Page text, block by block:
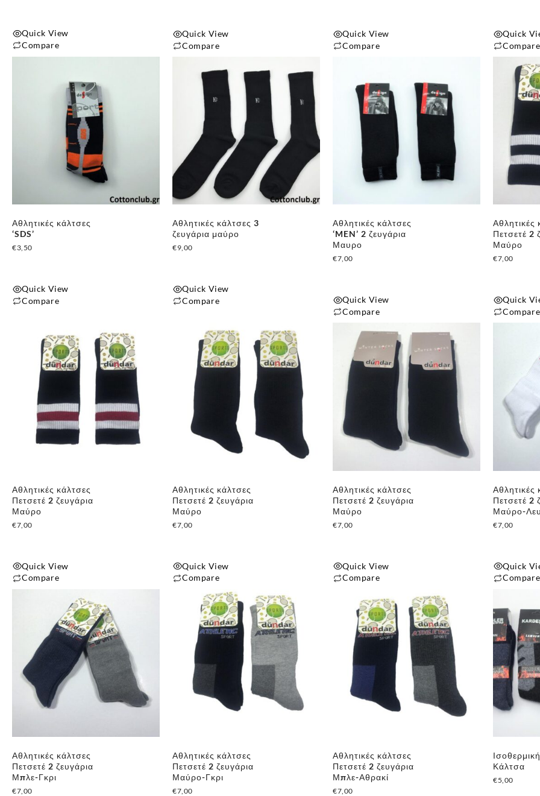
Quick View
Compare
Quick View
Compare
πολλαπλές
παραλλαγές.
επιλογές
μπορούν
να
στη
σελίδα
Quick View
Compare
προϊόν
πολλαπλές
παραλλαγές.
επιλογές
μπορούν
στη
σελίδα
του
Quick
Compare
Αυτό
προϊόν
πολλαπλές
επιλογές
μπορούν
στη
σελίδα
του
Αθλητικές κάλτσες
‘SDS’
€3,50
Quick View
Compare
πολλαπλές
παραλλαγές.
επιλογές
μπορούν
σελίδα
του
προϊόντος
Αθλητικές κάλτσες 3
ζευγάρια μαύρο
€9,00
Quick View
Compare
Αθλητικές κάλτσες
‘MEN’ 2 ζευγάρια
Μαυρο
€7,00
Quick View
Compare
προϊόν
πολλαπλές
παραλλαγές.
επιλογές
στη
σελίδα
του
Αθλητικές
Πετσετέ 2
Μαύρο
€7,00
Quick
Compare
Αθλητικές κάλτσες
Πετσετέ 2 ζευγάρια
Μαύρο
€7,00
Quick View
Compare
Αθλητικές κάλτσες
Πετσετέ 2 ζευγάρια
Μαύρο
€7,00
Quick View
Compare
Αθλητικές κάλτσες
Πετσετέ 2 ζευγάρια
Μαύρο
€7,00
Quick View
Compare
Αθλητικές
Πετσετέ 2
Μαύρο-
€7,00
Quick
Compare
Αθλητικές κάλτσες
Πετσετέ 2 ζευγάρια
Μπλε-Γκρι
€7,00
Αθλητικές κάλτσες
Πετσετέ 2 ζευγάρια
Μαύρο-Γκρι
€7,00
Αθλητικές κάλτσες
Πετσετέ 2 ζευγάρια
Μπλε-Αθρακί
€7,00
Κάλτσα
€5,00